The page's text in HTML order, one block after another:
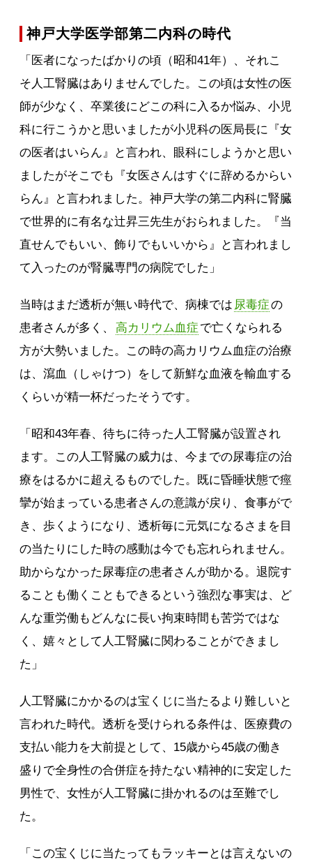
神戸大学医学部第二内科の時代
「医者になったばかりの頃（昭和41年）、それこ
そ人工腎臓はありませんでした。この頃は女性の医
師が少なく、卒業後にどこの科に入るか悩み、小児
科に行こうかと思いましたが小児科の医局長に『女
の医者はいらん』と言われ、眼科にしようかと思い
ましたがそこでも『女医さんはすぐに辞めるからい
らん』と言われました。神戸大学の第二内科に腎臓
で世界的に有名な辻昇三先生がおられました。『当
直せんでもいい、飾りでもいいから』と言われまし
て入ったのが腎臓専門の病院でした」
当時はまだ透析が無い時代で、病棟では 尿毒症の
患者さんが多く、
高カリウム血症 で亡くなられる
方が大勢いました。この時の高カリウム血症の治療
は、瀉血（しゃけつ）をして新鮮な血液を輸血する
くらいが精一杯だったそうです。
「昭和43年春、待ちに待った人工腎臓が設置され
ます。この人工腎臓の威力は、今までの尿毒症の治
療をはるかに超えるものでした。既に昏睡状態で痙
攣が始まっている患者さんの意識が戻り、食事がで
き、歩くようになり、透析毎に元気になるさまを目
の当たりにした時の感動は今でも忘れられません。
助からなかった尿毒症の患者さんが助かる。退院す
ることも働くこともできるという強烈な事実は、ど
んな重労働もどんなに長い拘束時間も苦労ではな
く、嬉々として人工腎臓に関わることができまし
た」
人工腎臓にかかるのは宝くじに当たるより難しいと
言われた時代。透析を受けられる条件は、医療費の
支払い能力を大前提として、15歳から45歳の働き
盛りで全身性の合併症を持たない精神的に安定した
男性で、女性が人工腎臓に掛かれるのは至難でし
た。
「この宝くじに当たってもラッキーとは言えないの